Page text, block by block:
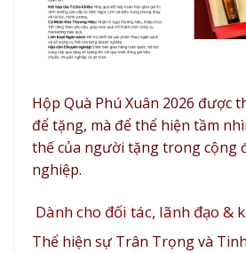
Hộp Quà Phú Xuân 2026 được
để tặng, mà để thể hiện tầm
thế của người tặng trong cộng
nghiệp.
Dành cho đối tác, lãnh đạo &
Thể hiện sự Trân Trọng và